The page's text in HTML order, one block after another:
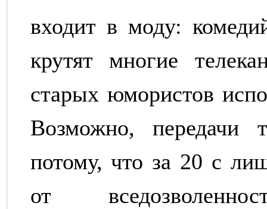
входит в моду:
крутят многие
старых юмористов
Возможно, передачи
потому, что за 20 с
от